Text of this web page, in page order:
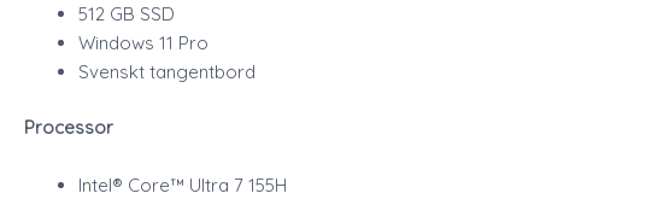
512 GB SSD
Windows 11 Pro
Svenskt tangentbord
Processor
Intel® Core™ Ultra 7 155H